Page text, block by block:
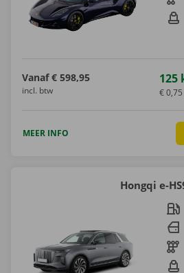
Vanaf € 598,95
incl. btw
125
€
MEER INFO
Hongqi e-